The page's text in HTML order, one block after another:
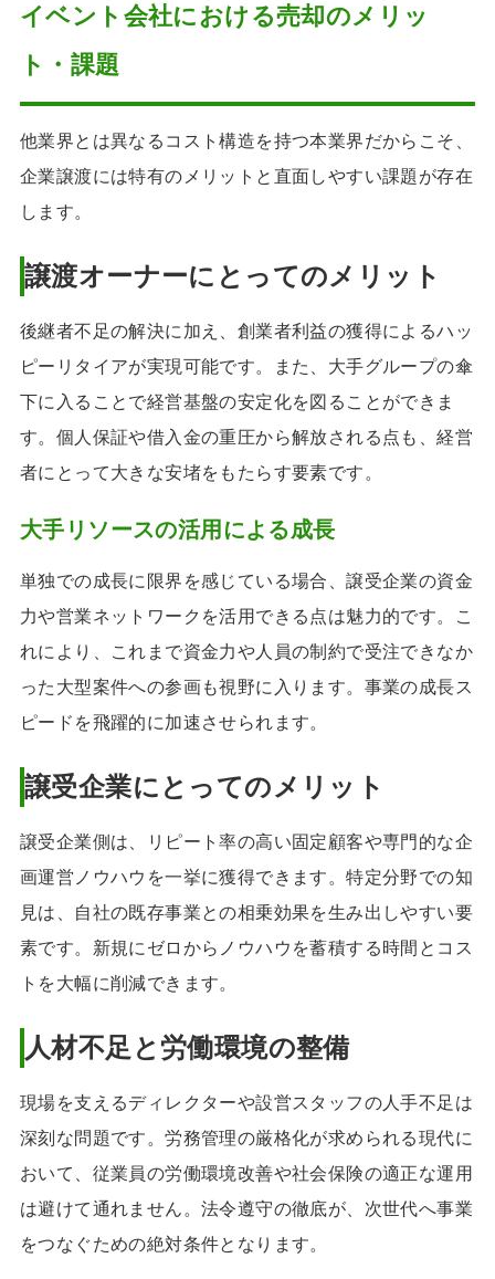
イベント会社における売却のメリッ
ト・課題
他業界とは異なるコスト構造を持つ本業界だからこそ、
企業譲渡には特有のメリットと直面しやすい課題が存在
します。
譲渡オーナーにとってのメリット
後継者不足の解決に加え、創業者利益の獲得によるハッ
ピーリタイアが実現可能です。また、大手グループの傘
下に入ることで経営基盤の安定化を図ることができま
す。個人保証や借入金の重圧から解放される点も、経営
者にとって大きな安堵をもたらす要素です。
大手リソースの活用による成長
単独での成長に限界を感じている場合、譲受企業の資金
力や営業ネットワークを活用できる点は魅力的です。こ
れにより、これまで資金力や人員の制約で受注できなか
った大型案件への参画も視野に入ります。事業の成長ス
ピードを飛躍的に加速させられます。
譲受企業にとってのメリット
譲受企業側は、リピート率の高い固定顧客や専門的な企
画運営ノウハウを一挙に獲得できます。特定分野での知
見は、自社の既存事業との相乗効果を生み出しやすい要
素です。新規にゼロからノウハウを蓄積する時間とコス
トを大幅に削減できます。
人材不足と労働環境の整備
現場を支えるディレクターや設営スタッフの人手不足は
深刻な問題です。労務管理の厳格化が求められる現代に
おいて、従業員の労働環境改善や社会保険の適正な運用
は避けて通れません。法令遵守の徹底が、次世代へ事業
をつなぐための絶対条件となります。